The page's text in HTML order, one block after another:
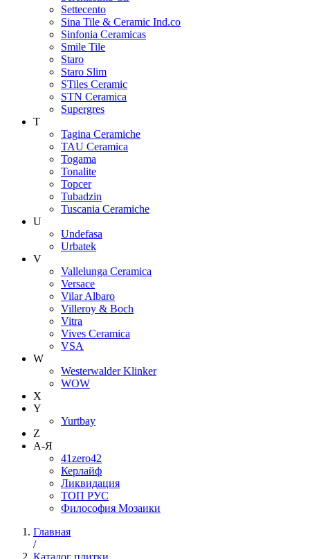
Settecento
Sina Tile & Ceramic Ind.co
Sinfonia Ceramicas
Smile Tile
Staro
Staro Slim
STiles Ceramic
STN Ceramica
Supergres
T
Tagina Ceramiche
TAU Ceramica
Togama
Tonalite
Topcer
Tubadzin
Tuscania Ceramiche
U
Undefasa
Urbatek
V
Vallelunga Ceramica
Versace
Vilar Albaro
Villeroy & Boch
Vitra
Vives Ceramica
VSA
W
Westerwalder Klinker
WOW
X
Y
Yurtbay
Z
А-Я
41zero42
Керлайф
Ликвидация
ТОП РУС
Философия Мозаики
Главная
/
Каталог плитки